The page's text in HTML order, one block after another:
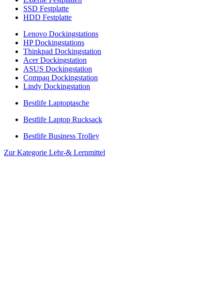
SSD Festplatte
HDD Festplatte
Lenovo Dockingstations
HP Dockingstations
Thinkpad Dockingstation
Acer Dockingstation
ASUS Dockingstation
Compaq Dockingstation
Lindy Dockingstation
Bestlife Laptoptasche
Bestlife Laptop Rucksack
Bestlife Business Trolley
Zur Kategorie Lehr-& Lernmittel